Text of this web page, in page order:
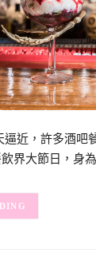
逼近，許多酒吧
界大節日，身